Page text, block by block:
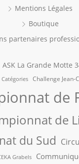
Mentions Légales
Boutique
partenaires
ASK La Grande Motte
Catégories Challenge Jean-
de
de
du Sud
Grabels